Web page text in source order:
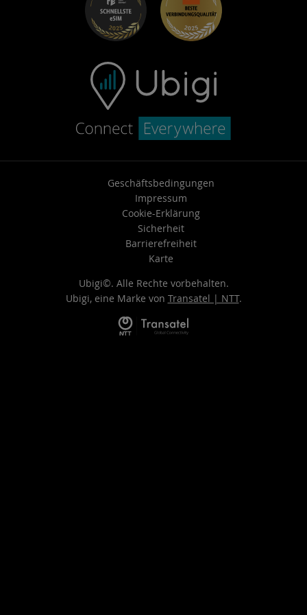
Support kontaktieren
Geschäftsbedingungen
Impressum
Cookie-Erklärung
Sicherheit
Barrierefreiheit
Karte
Ubigi©. Alle Rechte vorbehalten.
Ubigi, eine Marke von Transatel | NTT.